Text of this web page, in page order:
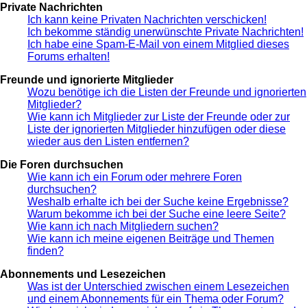
Private Nachrichten
Ich kann keine Privaten Nachrichten verschicken!
Ich bekomme ständig unerwünschte Private Nachrichten!
Ich habe eine Spam-E-Mail von einem Mitglied dieses
Forums erhalten!
Freunde und ignorierte Mitglieder
Wozu benötige ich die Listen der Freunde und ignorierten
Mitglieder?
Wie kann ich Mitglieder zur Liste der Freunde oder zur
Liste der ignorierten Mitglieder hinzufügen oder diese
wieder aus den Listen entfernen?
Die Foren durchsuchen
Wie kann ich ein Forum oder mehrere Foren
durchsuchen?
Weshalb erhalte ich bei der Suche keine Ergebnisse?
Warum bekomme ich bei der Suche eine leere Seite?
Wie kann ich nach Mitgliedern suchen?
Wie kann ich meine eigenen Beiträge und Themen
finden?
Abonnements und Lesezeichen
Was ist der Unterschied zwischen einem Lesezeichen
und einem Abonnements für ein Thema oder Forum?